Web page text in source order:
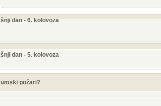
dan - 6. kolovoza
dan - 5. kolovoza
požari?